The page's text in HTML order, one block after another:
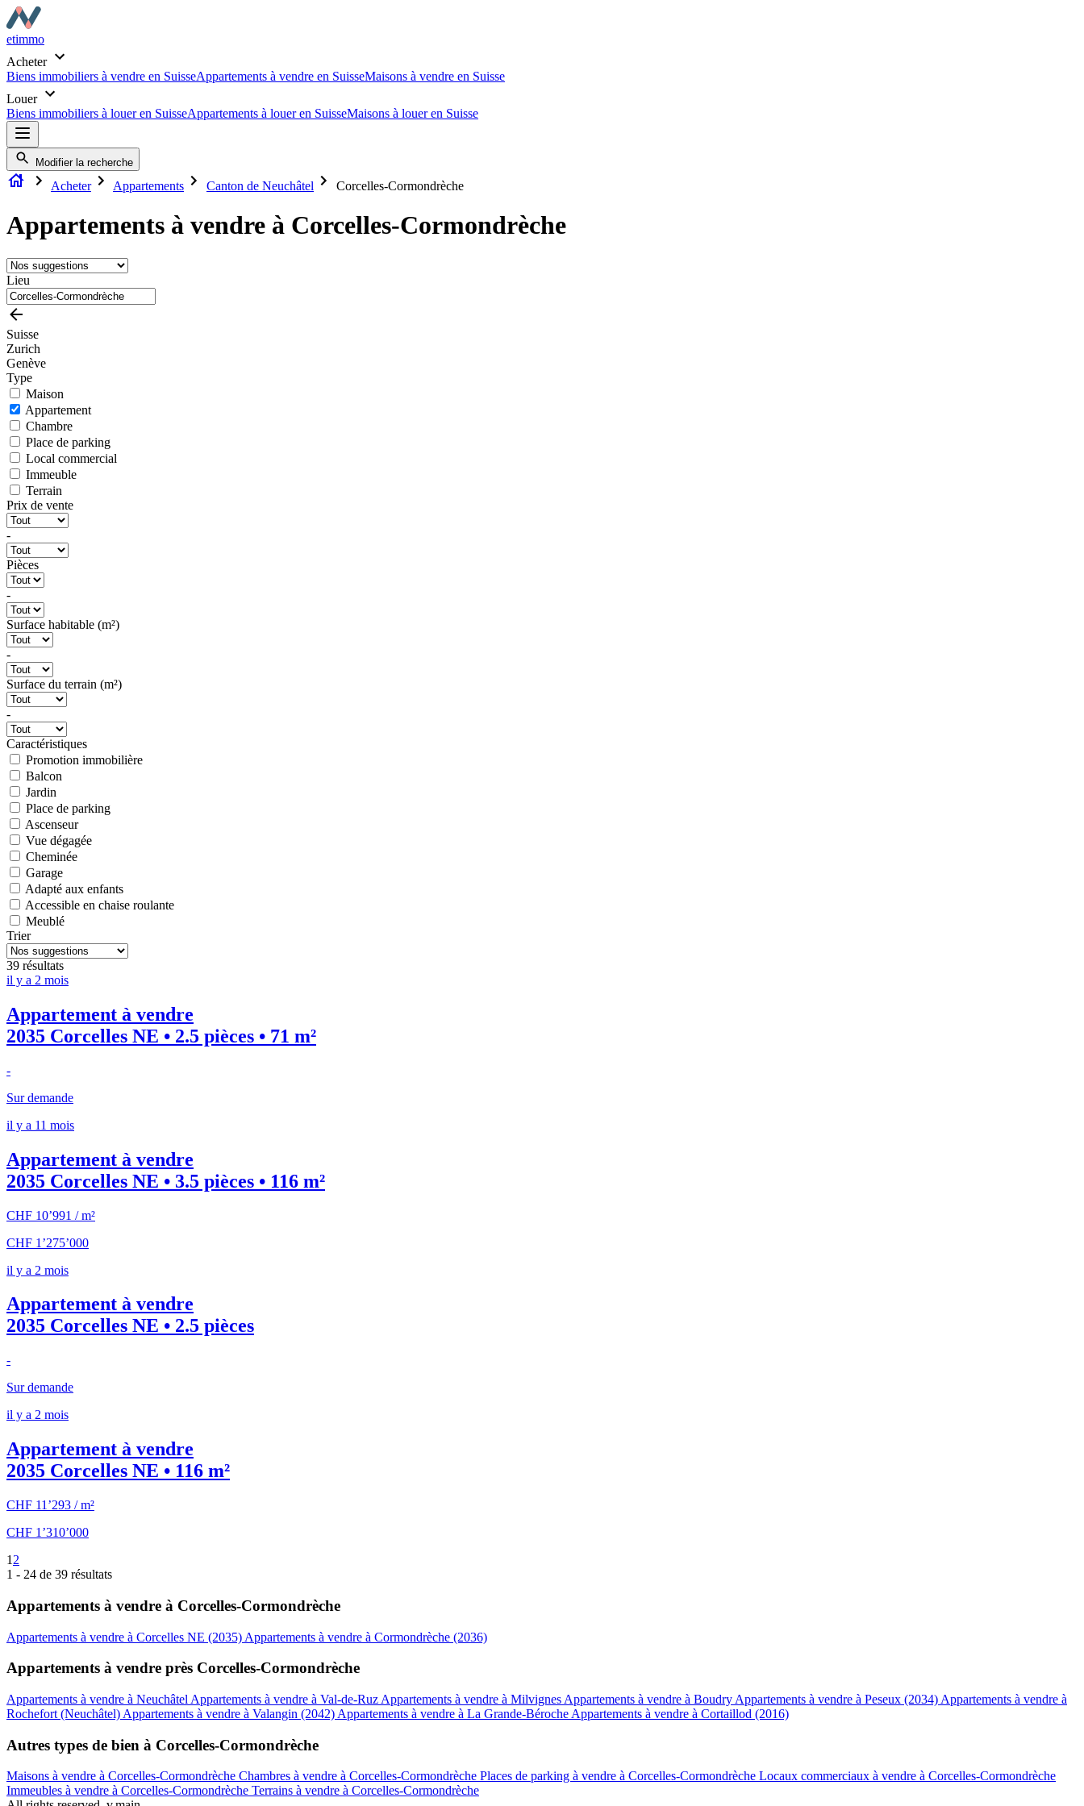
etimmo
Acheter
Biens immobiliers à vendre en SuisseAppartements à vendre en SuisseMaisons à vendre en Suisse
Louer
Biens immobiliers à louer en SuisseAppartements à louer en SuisseMaisons à louer en Suisse
Modifier la recherche
Acheter Appartements Canton de Neuchâtel Corcelles-Cormondrèche
Appartements à vendre à Corcelles-Cormondrèche
Lieu
Suisse
Zurich
Genève
Type
Maison
Appartement
Chambre
Place de parking
Local commercial
Immeuble
Terrain
Prix de vente
-
Pièces
-
Surface habitable (m²)
-
Surface du terrain (m²)
-
Caractéristiques
Promotion immobilière
Balcon
Jardin
Place de parking
Ascenseur
Vue dégagée
Cheminée
Garage
Adapté aux enfants
Accessible en chaise roulante
Meublé
Trier
39 résultats
il y a 2 mois
Appartement à vendre
2035 Corcelles NE • 2.5 pièces • 71 m²
-
Sur demande
il y a 11 mois
Appartement à vendre
2035 Corcelles NE • 3.5 pièces • 116 m²
CHF 10’991 / m²
CHF 1’275’000
il y a 2 mois
Appartement à vendre
2035 Corcelles NE • 2.5 pièces
-
Sur demande
il y a 2 mois
Appartement à vendre
2035 Corcelles NE • 116 m²
CHF 11’293 / m²
CHF 1’310’000
1 2
1 - 24 de 39 résultats
Appartements à vendre à Corcelles-Cormondrèche
Appartements à vendre à Corcelles NE (2035) Appartements à vendre à Cormondrèche (2036)
Appartements à vendre près Corcelles-Cormondrèche
Appartements à vendre à Neuchâtel Appartements à vendre à Val-de-Ruz Appartements à vendre à Milvignes Appartements à vendre à Boudry Appartements à vendre à Peseux (2034) Appartements à vendre à
Rochefort (Neuchâtel) Appartements à vendre à Valangin (2042) Appartements à vendre à La Grande-Béroche Appartements à vendre à Cortaillod (2016)
Autres types de bien à Corcelles-Cormondrèche
Maisons à vendre à Corcelles-Cormondrèche Chambres à vendre à Corcelles-Cormondrèche Places de parking à vendre à Corcelles-Cormondrèche Locaux commerciaux à vendre à Corcelles-Cormondrèche
Immeubles à vendre à Corcelles-Cormondrèche Terrains à vendre à Corcelles-Cormondrèche